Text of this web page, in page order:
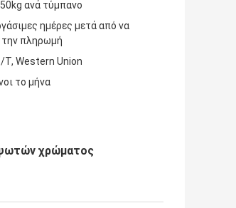
ανά τύμπανο
ημέρες μετά από να
την πληρωμή
T, Western Union
το μήνα
χρώματος